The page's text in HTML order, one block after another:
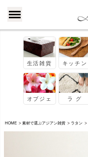
HOME 素材で選ぶアジアン雑貨 ラタン